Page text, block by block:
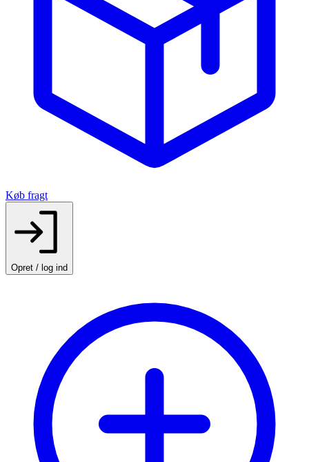
Køb fragt
Opret / log ind